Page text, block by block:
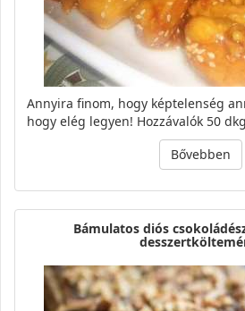
Annyira finom, hogy képtelenség
hogy elég legyen! Hozzávalók 50
Bővebben
Bámulatos diós